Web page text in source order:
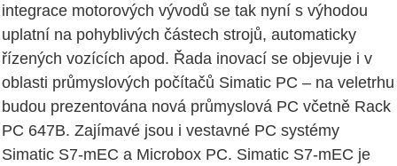
integrace motorových vývodů se tak nyní s výhodou
uplatní na pohyblivých částech strojů, automaticky
řízených vozících apod. Řada inovací se objevuje i v
oblasti průmyslových počítačů Simatic PC – na veletrhu
budou prezentována nová průmyslová PC včetně Rack
PC 647B. Zajímavé jsou i vestavné PC systémy
Simatic S7-mEC a Microbox PC. Simatic S7-mEC je